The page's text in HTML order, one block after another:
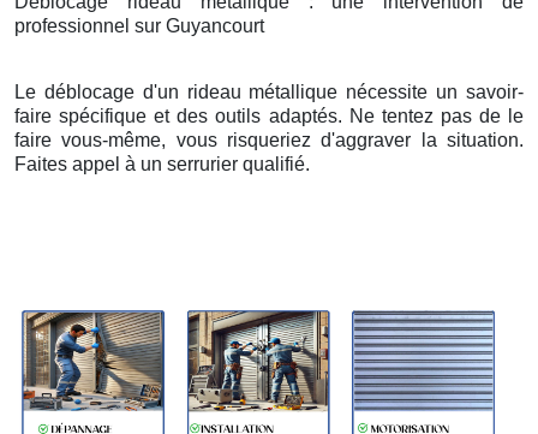
professionnel sur Guyancourt
Le déblocage d'un rideau métallique nécessite un savoir-
faire spécifique et des outils adaptés. Ne tentez pas de le
faire vous-même, vous risqueriez d'aggraver la situation.
Faites appel à un serrurier qualifié.